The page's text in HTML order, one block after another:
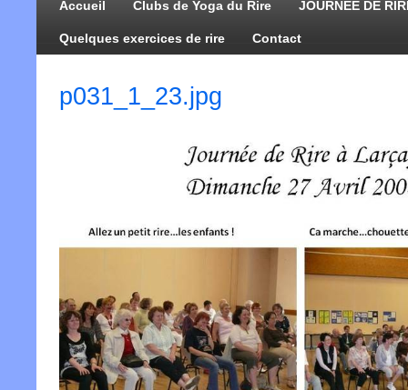
Accueil Clubs de Yoga du Rire JOURNEE DE
Quelques exercices de rire Contact
p031_1_23.jpg